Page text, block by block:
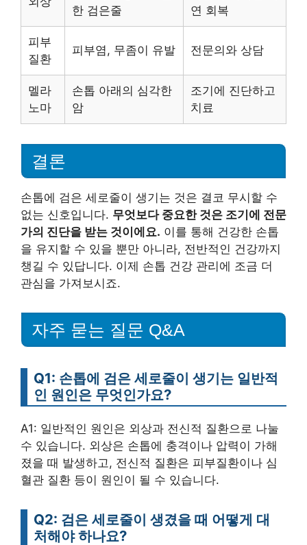
한 검은줄
연 회복
피부
질환
피부염, 무좀이 유발 전문의와 상담
멜라
노마
손톱 아래의 심각한
암
조기에 진단하고
치료
결론
손톱에 검은 세로줄이 생기는 것은 결코 무시할 수
없는 신호입니다. 무엇보다 중요한 것은 조기에 전문
가의 진단을 받는 것이에요. 이를 통해 건강한 손톱
을 유지할 수 있을 뿐만 아니라, 전반적인 건강까지
챙길 수 있답니다. 이제 손톱 건강 관리에 조금 더
관심을 가져보시죠.
자주 묻는 질문 Q&A
Q1: 손톱에 검은 세로줄이 생기는 일반적
인 원인은 무엇인가요?
A1: 일반적인 원인은 외상과 전신적 질환으로 나눌
수 있습니다. 외상은 손톱에 충격이나 압력이 가해
졌을 때 발생하고, 전신적 질환은 피부질환이나 심
혈관 질환 등이 원인이 될 수 있습니다.
Q2: 검은 세로줄이 생겼을 때 어떻게 대
처해야 하나요?